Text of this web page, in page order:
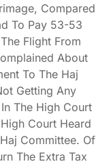
Compared
To Pay 53-53
Flight From
About
To The Haj
Getting Any
The High Court
Court Heard
Committee. Of
The Extra Tax